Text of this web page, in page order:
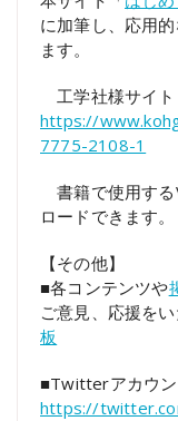
に加筆し、応用
ます。
工学社様サ
https://
7775-2108-1
書籍で使用する
ロードできま
【その他】
■各コンテンツや
ご意見、応援を
板
■Twitterアカ
https://